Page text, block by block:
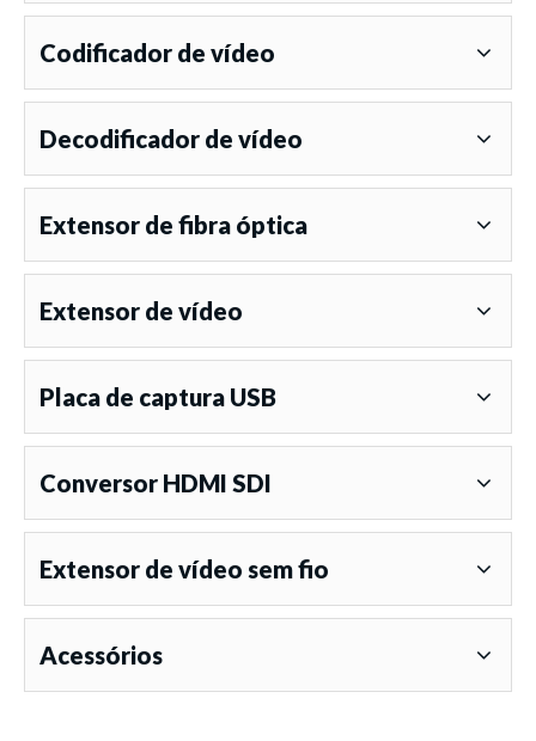
Codificador de vídeo
Decodificador de vídeo
Extensor de fibra óptica
Extensor de vídeo
Placa de captura USB
Conversor HDMI SDI
Extensor de vídeo sem fio
Acessórios